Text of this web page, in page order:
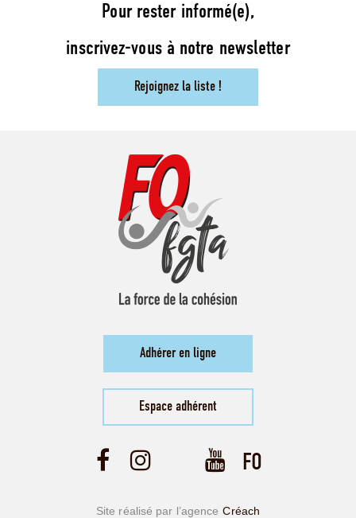
Pour rester informé(e),
inscrivez-vous à notre newsletter
Rejoignez la liste !
Adhérer en ligne
Espace adhérent
Site réalisé par l’agence Créach